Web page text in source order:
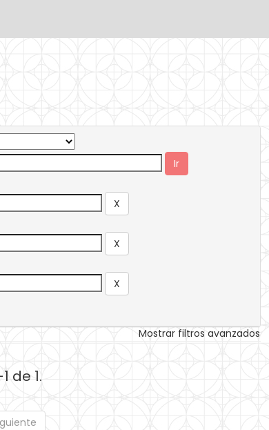
Mostrar filtros avanzados
de 1.